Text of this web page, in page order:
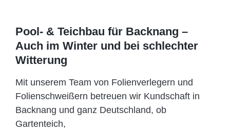
Pool- & Teichbau für Backnang –
Auch im Winter und bei schlechter
Witterung
Mit unserem Team von Folienverlegern und
Folien­schweißern betreuen wir Kundschaft in
Backnang und ganz Deutschland, ob
Gartenteich,